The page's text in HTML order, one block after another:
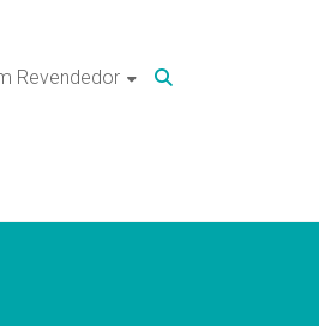
Revendedor